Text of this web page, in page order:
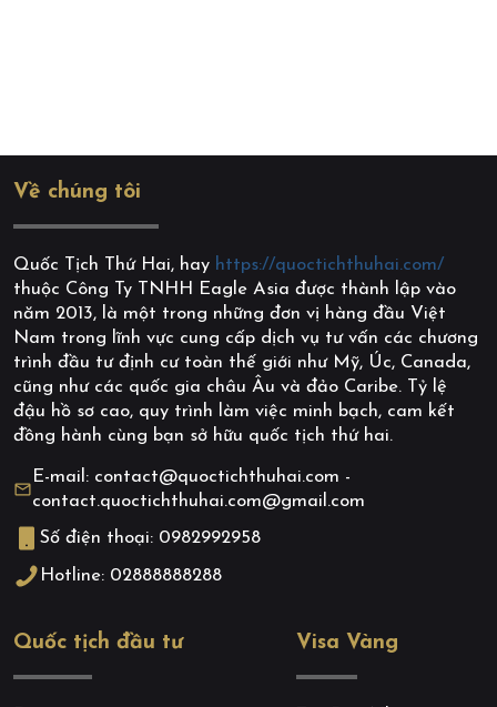
Về chúng tôi
Quốc Tịch Thứ Hai, hay https://quoctichthuhai.com/
thuộc Công Ty TNHH Eagle Asia được thành lập vào
năm 2013, là một trong những đơn vị hàng đầu Việt
Nam trong lĩnh vực cung cấp dịch vụ tư vấn các chương
trình đầu tư định cư toàn thế giới như Mỹ, Úc, Canada,
cũng như các quốc gia châu Âu và đảo Caribe. Tỷ lệ
đậu hồ sơ cao, quy trình làm việc minh bạch, cam kết
đồng hành cùng bạn sở hữu quốc tịch thứ hai.
E-mail: contact@quoctichthuhai.com -
contact.quoctichthuhai.com@gmail.com
Số điện thoại: 0982992958
Hotline: 02888888288
Quốc tịch đầu tư Visa Vàng